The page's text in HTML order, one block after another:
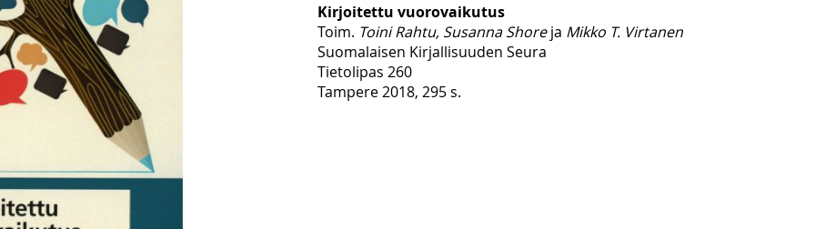
Kirjoitettu vuorovaikutus
Toim. Toini Rahtu, Susanna Shoreja Mikko T. Virtanen
Suomalaisen Kirjallisuuden Seura
Tietolipas 260
Tampere 2018, 295 s.